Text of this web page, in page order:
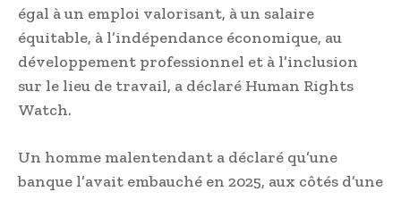
égal à un emploi valorisant, à un salaire
équitable, à l’indépendance économique, au
développement professionnel et à l’inclusion
sur le lieu de travail, a déclaré Human Rights
Watch.
Un homme malentendant a déclaré qu’une
banque l’avait embauché en 2025, aux côtés d’une